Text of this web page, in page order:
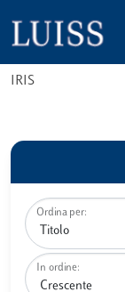
IRIS
Ordina per:
In ordine: